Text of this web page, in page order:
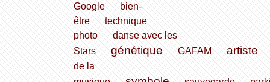
Google
bien-
être
technique
photo
danse avec les
Stars
génétique GAFAM artiste
de la